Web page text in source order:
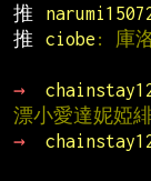
推
推
ciobe : 庫
→
漂小愛達妮婭
→